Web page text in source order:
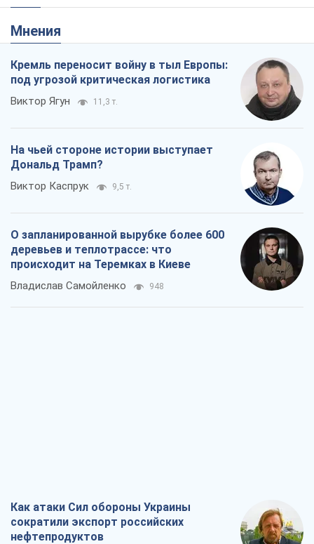
Мнения
Кремль переносит войну в тыл Европы:
под угрозой критическая логистика
Виктор Ягун 11,3 т.
На чьей стороне истории выступает
Дональд Трамп?
Виктор Каспрук 9,5 т.
О запланированной вырубке более 600
деревьев и теплотрассе: что
происходит на Теремках в Киеве
Владислав Самойленко 948
Как атаки Сил обороны Украины
сократили экспорт российских
нефтепродуктов